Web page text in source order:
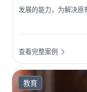
发展的能力，为解决原
查看完整案例
教育